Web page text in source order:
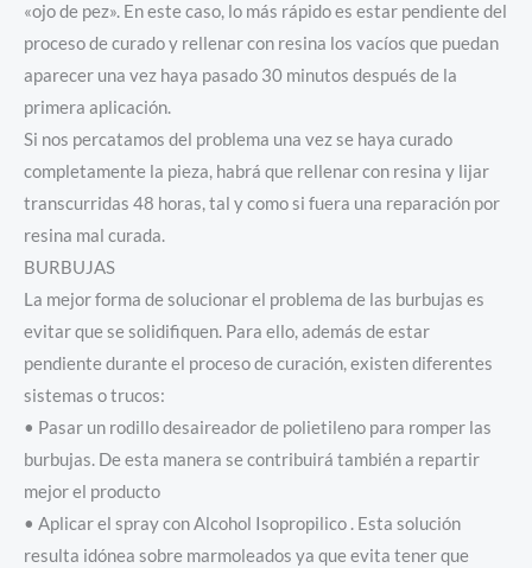
«ojo de pez». En este caso, lo más rápido es estar pendiente del
proceso de curado y rellenar con resina los vacíos que puedan
aparecer una vez haya pasado 30 minutos después de la
primera aplicación.
Si nos percatamos del problema una vez se haya curado
completamente la pieza, habrá que rellenar con resina y lijar
transcurridas 48 horas, tal y como si fuera una reparación por
resina mal curada.
BURBUJAS
La mejor forma de solucionar el problema de las burbujas es
evitar que se solidifiquen. Para ello, además de estar
pendiente durante el proceso de curación, existen diferentes
sistemas o trucos:
• Pasar un rodillo desaireador de polietileno para romper las
burbujas. De esta manera se contribuirá también a repartir
mejor el producto
• Aplicar el spray con Alcohol Isopropilico . Esta solución
resulta idónea sobre marmoleados ya que evita tener que